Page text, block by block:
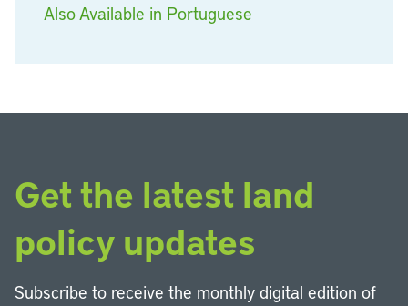
Also Available in Portuguese
Get the latest land
policy updates
Subscribe to receive the monthly digital edition of